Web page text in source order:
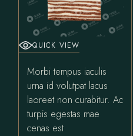
QUICK VIEW
Morbi tempus iaculis
urna id volutpat lacus
laoreet non curabitur. Ac
turpis egestas mae
cenas est